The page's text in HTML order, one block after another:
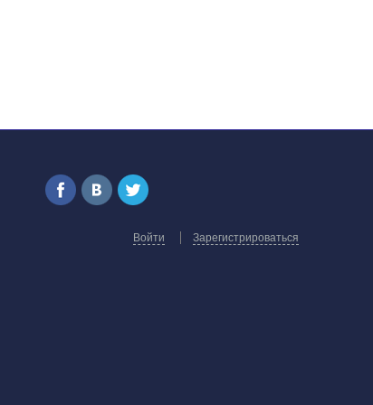
Войти Зарегистрироваться